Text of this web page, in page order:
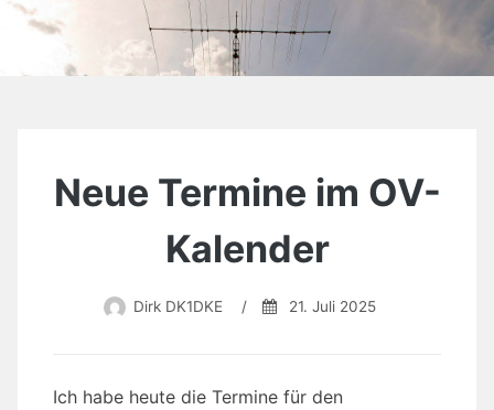
Neue Termine im OV-
Kalender
Dirk DK1DKE / 21. Juli 2025
Ich habe heute die Termine für den